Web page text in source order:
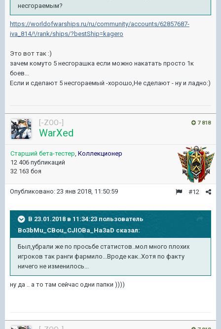
несгораемым?
https://worldofwarships.ru/ru/community/accounts/62857687-
iva_814/!/rank/ships/?bestShip=kagero
Это вот так :)
зачем комуто 5 несгорашка если можно накатать просто 1к
боев...
Если и сделают 5 несгораемый -хорошо,Не сделают - ну и ладно:)
7 818
[-ZOO-]
WarXed
Старший бета-тестер, Коллекционер
12 406 публикаций
32 163 боя
#12
Опубликовано: 23 янв 2018, 11:50:59
В 23.01.2018 в 11:34:23 пользователь
Bo3bMu_CBou_CJIOBa_Ha3aD сказал:
Был,убрали же по просьбе статистов..мол много плохих
игроков так ранги фармило...Вроде как..Хотя по факту
ничего не изменилось...
ну да .. а то там сейчас одни папки ))))